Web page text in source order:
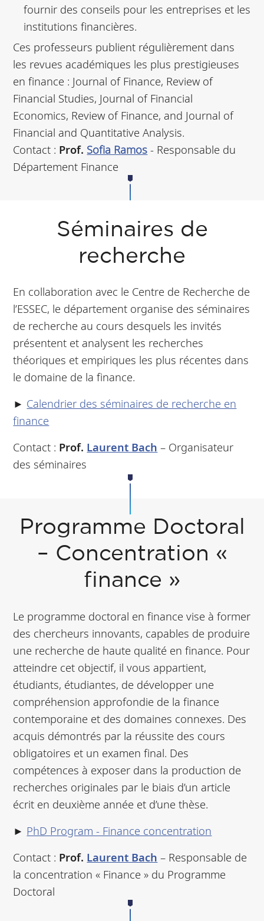
fournir des conseils pour les entreprises et les
institutions financières.
Ces professeurs publient régulièrement dans
les revues académiques les plus prestigieuses
en finance : Journal of Finance, Review of
Financial Studies, Journal of Financial
Economics, Review of Finance, and Journal of
Financial and Quantitative Analysis.
Contact : Prof. Sofia Ramos - Responsable du
Département Finance
Séminaires de
recherche
En collaboration avec le Centre de Recherche de
l’ESSEC, le département organise des séminaires
de recherche au cours desquels les invités
présentent et analysent les recherches
théoriques et empiriques les plus récentes dans
le domaine de la finance.
► Calendrier des séminaires de recherche en
finance
Contact : Prof. Laurent Bach – Organisateur
des séminaires
Programme Doctoral
– Concentration «
finance »
Le programme doctoral en finance vise à former
des chercheurs innovants, capables de produire
une recherche de haute qualité en finance. Pour
atteindre cet objectif, il vous appartient,
étudiants, étudiantes, de développer une
compréhension approfondie de la finance
contemporaine et des domaines connexes. Des
acquis démontrés par la réussite des cours
obligatoires et un examen final. Des
compétences à exposer dans la production de
recherches originales par le biais d’un article
écrit en deuxième année et d’une thèse.
► PhD Program - Finance concentration
Contact : Prof. Laurent Bach – Responsable de
la concentration « Finance » du Programme
Doctoral